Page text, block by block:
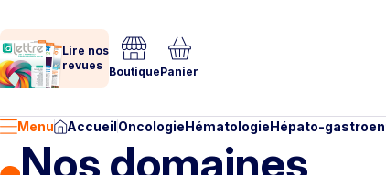
Lire nos
revues BoutiquePanier
Menu AccueilOncologieHématologieHépato-
Nos domaines